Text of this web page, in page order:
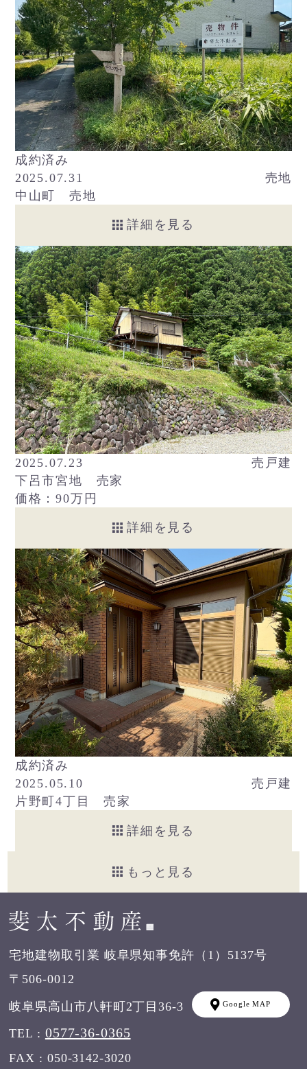
成約済み
2025.07.31
売地
中山町 売地
詳細を見る
2025.07.23
売戸建
下呂市宮地 売家
価格：90万円
詳細を見る
成約済み
2025.05.10
売戸建
片野町4丁目 売家
詳細を見る
もっと見る
宅地建物取引業 岐阜県知事免許（1）5137号
〒506-0012
岐阜県高山市八軒町2丁目36-3
Google MAP
TEL : 0577-36-0365
FAX : 050-3142-3020